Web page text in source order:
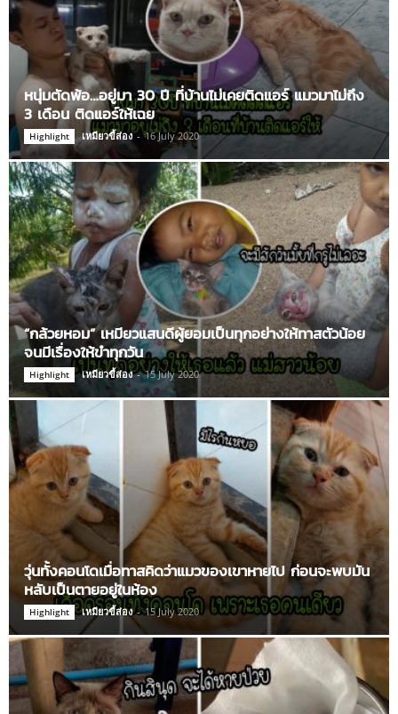
หนุ่มตัดพ้อ…อยู่มา 30 ปี ที่บ้านไม่เคยติดแอร์ แมวมาไม่ถึง
3 เดือน ติดแอร์ให้เฉย
Highlight เหมียวขี้ส่อง - 16 July 2020
“กล้วยหอม” เหมียวแสนดีผู้ยอมเป็นทุกอย่างให้ทาสตัวน้อย
จนมีเรื่องให้ขำทุกวัน
Highlight เหมียวขี้ส่อง - 15 July 2020
วุ่นทั้งคอนโดเมื่อทาสคิดว่าแมวของเขาหายไป ก่อนจะพบมัน
หลับเป็นตายอยู่ในห้อง
Highlight เหมียวขี้ส่อง - 15 July 2020